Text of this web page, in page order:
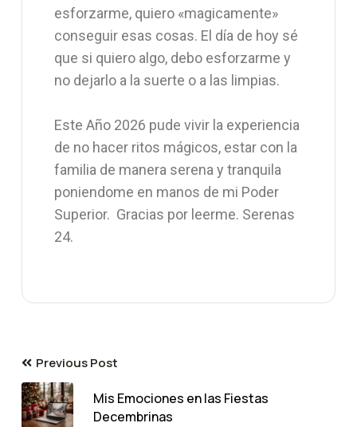
esforzarme, quiero «magicamente»
conseguir esas cosas. El día de hoy sé
que si quiero algo, debo esforzarme y
no dejarlo a la suerte o a las limpias.
Este Año 2026 pude vivir la experiencia
de no hacer ritos mágicos, estar con la
familia de manera serena y tranquila
poniendome en manos de mi Poder
Superior. Gracias por leerme. Serenas
24.
Previous Post
Mis Emociones en las Fiestas
Decembrinas